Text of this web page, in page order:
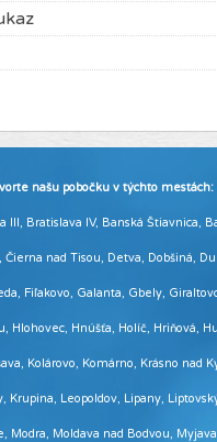
našu pobočku v týchto mestách:
III, Bratislava IV, Banská Štiavnica,
Čierna nad Tisou, Detva, Dobšiná,
Fiľakovo, Galanta, Gbely,
Hlohovec, Hnúšťa, Holíč, Hriňová,
Kolárovo, Komárno, Krásno nad
Krupina, Leopoldov, Lipany,
Modra, Moldava nad Bodvou,